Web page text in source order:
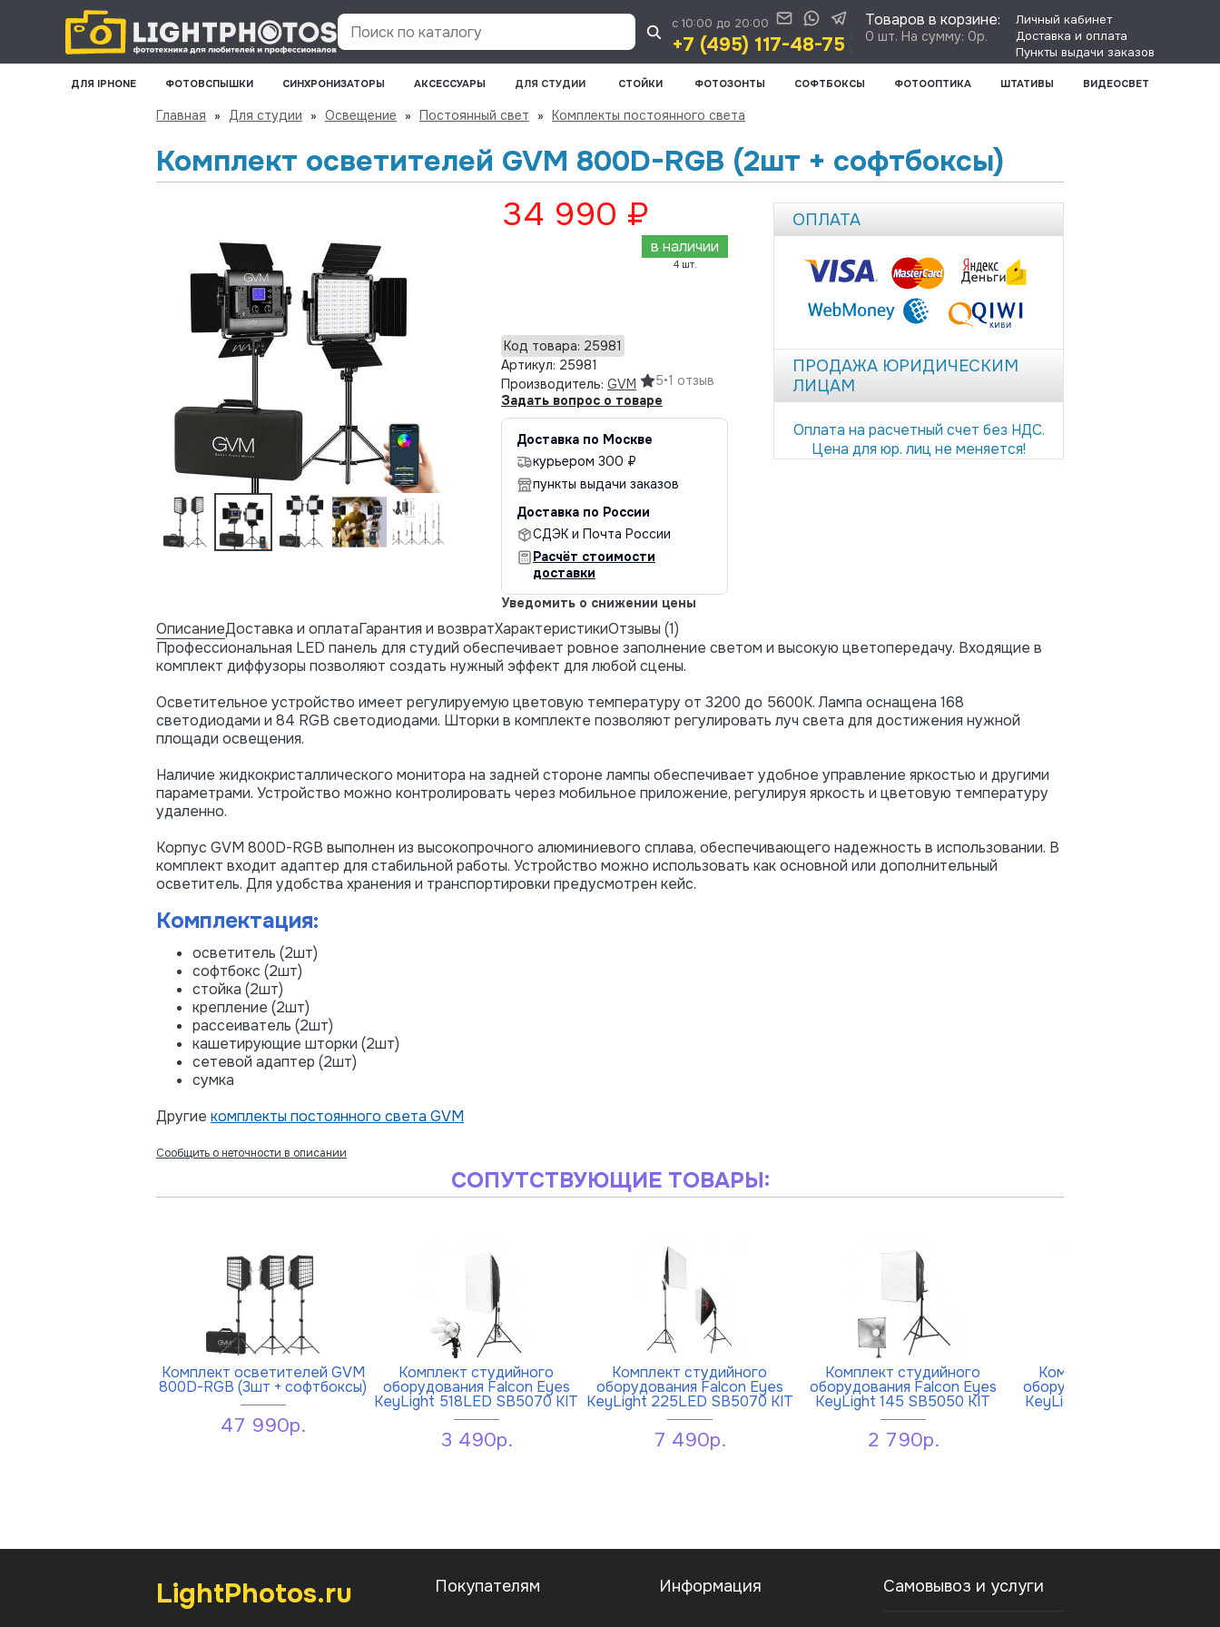
Поиск по каталогу
Личный кабинет
Доставка и оплата
Пункты выдачи заказов
Товаров в корзине:
0 шт. На сумму: 0р.
с 10:00 до 20:00
+7 (495) 117-48-75
ДЛЯ IPHONE ФОТОВСПЫШКИ СИНХРОНИЗАТОРЫ АКСЕССУАРЫ ДЛЯ СТУДИИ СТОЙКИ ФОТОЗОНТЫ СОФТБОКСЫ ФОТООПТИКА ШТАТИВЫ ВИДЕОСВЕТ
Главная » Для студии » Освещение » Постоянный свет » Комплекты постоянного света
Комплект осветителей GVM 800D-RGB (2шт + софтбоксы)
ОПЛАТА
ПРОДАЖА ЮРИДИЧЕСКИМ
ЛИЦАМ
Оплата на расчетный счет без НДС.
Цена для юр. лиц не меняется!
34 990 ₽
в наличии
4 шт.
Код товара: 25981
Артикул: 25981
Производитель: GVM 5•1 отзыв
Задать вопрос о товаре
Доставка по Москве
курьером 300 ₽
пункты выдачи заказов
Доставка по России
СДЭК и Почта России
Расчёт стоимости
доставки
Уведомить о снижении цены
ОписаниеДоставка и оплатаГарантия и возвратХарактеристикиОтзывы (1)
Профессиональная LED панель для студий обеспечивает ровное заполнение светом и высокую цветопередачу. Входящие в
комплект диффузоры позволяют создать нужный эффект для любой сцены.
Осветительное устройство имеет регулируемую цветовую температуру от 3200 до 5600К. Лампа оснащена 168
светодиодами и 84 RGB светодиодами. Шторки в комплекте позволяют регулировать луч света для достижения нужной
площади освещения.
Наличие жидкокристаллического монитора на задней стороне лампы обеспечивает удобное управление яркостью и другими
параметрами. Устройство можно контролировать через мобильное приложение, регулируя яркость и цветовую температуру
удаленно.
Корпус GVM 800D-RGB выполнен из высокопрочного алюминиевого сплава, обеспечивающего надежность в использовании. В
комплект входит адаптер для стабильной работы. Устройство можно использовать как основной или дополнительный
осветитель. Для удобства хранения и транспортировки предусмотрен кейс.
Комплектация:
осветитель (2шт)
софтбокс (2шт)
стойка (2шт)
крепление (2шт)
рассеиватель (2шт)
кашетирующие шторки (2шт)
сетевой адаптер (2шт)
сумка
Другие комплекты постоянного света GVM
Сообщить о неточности в описании
СОПУТСТВУЮЩИЕ ТОВАРЫ:
Комплект осветителей GVM
800D-RGB (3шт + софтбоксы)
47 990р.
Комплект студийного
оборудования Falcon Eyes
KeyLight 518LED SB5070 KIT
3 490р.
Комплект студийного
оборудования Falcon Eyes
KeyLight 225LED SB5070 KIT
7 490р.
Комплект студийного
оборудования Falcon Eyes
KeyLight 145 SB5050 KIT
2 790р.
Комплект студийного
оборудования Falcon Eyes
KeyLight 425LED SBU KIT
LightPhotos.ru Покупателям Информация Самовывоз и услуги